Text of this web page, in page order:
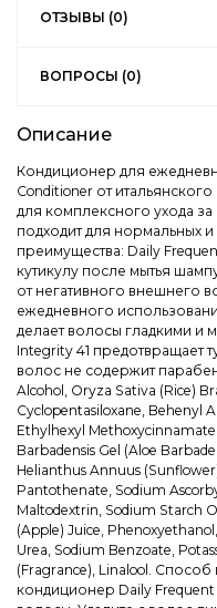
ОТЗЫВЫ (0)
ВОПРОСЫ (0)
Описание
Кондиционер для
Conditioner от
для комплексного ухода
подходит для нормальных
преимущества: Daily
кутикулу после мытья
от негативного внешнего
ежедневного
делает волосы гладкими и
Integrity 41 предотвращает
волос не содержит
Alcohol, Oryza Sativa (Rice)
Cyclopentasiloxane, Behenyl
Ethylhexyl
Barbadensis Gel (Aloe
Helianthus Annuus
Pantothenate, Sodium
Maltodextrin, Sodium Starch
(Apple) Juice,
Urea, Sodium Benzoate,
(Fragrance), Linalool.
кондиционер Daily